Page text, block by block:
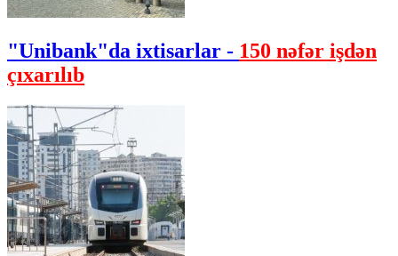
"Unibank"da ixtisarlar - 150 nəfər işdən
çıxarılıb